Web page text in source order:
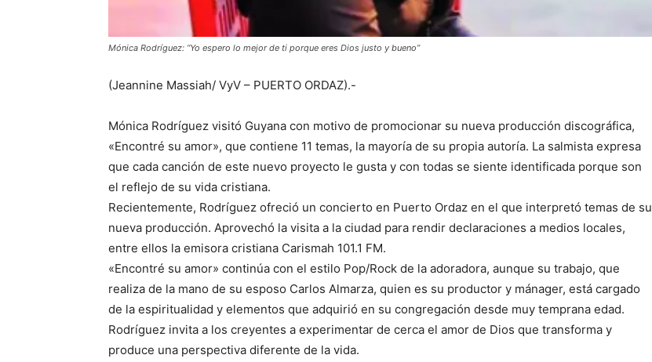
Mónica Rodríguez: “Yo espero lo mejor de ti porque eres Dios justo y bueno”
(Jeannine Massiah/ VyV – PUERTO ORDAZ).-
Mónica Rodríguez visitó Guyana con motivo de promocionar su nueva producción discográfica,
«Encontré su amor», que contiene 11 temas, la mayoría de su propia autoría. La salmista expresa
que cada canción de este nuevo proyecto le gusta y con todas se siente identificada porque son
el reflejo de su vida cristiana.
Recientemente, Rodríguez ofreció un concierto en Puerto Ordaz en el que interpretó temas de su
nueva producción. Aprovechó la visita a la ciudad para rendir declaraciones a medios locales,
entre ellos la emisora cristiana Carismah 101.1 FM.
«Encontré su amor» continúa con el estilo Pop/Rock de la adoradora, aunque su trabajo, que
realiza de la mano de su esposo Carlos Almarza, quien es su productor y mánager, está cargado
de la espiritualidad y elementos que adquirió en su congregación desde muy temprana edad.
Rodríguez invita a los creyentes a experimentar de cerca el amor de Dios que transforma y
produce una perspectiva diferente de la vida.